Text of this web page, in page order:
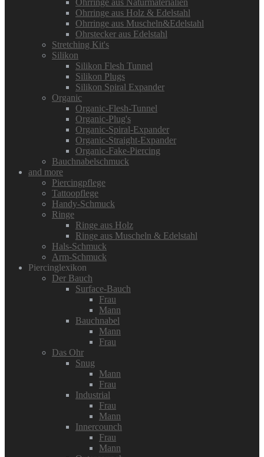
Ohrringe aus Naturmaterialien
Ohrringe aus Holz & Edelstahl
Ohrringe aus Muscheln&Edelstahl
Ohrstecker aus Edelstahl
Stretching Kit's
Silikon
Silikon Flesh Tunnel
Silikon Plugs
Silikon Spiral Expander
Organic
Organic-Flesh-Tunnel
Organic-Plug's
Organic-Spiral-Expander
Organic-Straight-Expander
Organic-Fake-Piercing
Bauchnabelschmuck
and more
Piercingpflege
Tattoopflege
Handy-Schmuck
Ringe
Ringe aus Holz
Ringe aus Muscheln & Edelstahl
Hals-Schmuck
Arm-Schmuck
Piercinglexikon
Der Bauch
Surface-Bauch
Frau
Mann
Bauchnabel
Mann
Frau
Das Ohr
Snug
Mann
Frau
Industrial
Frau
Mann
Innercounch
Frau
Mann